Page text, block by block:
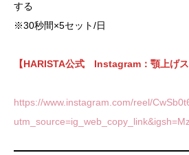
する
※30秒間×5セット/日
【HARISTA公式 Instagram：顎上げス
https://www.instagram.com/reel/